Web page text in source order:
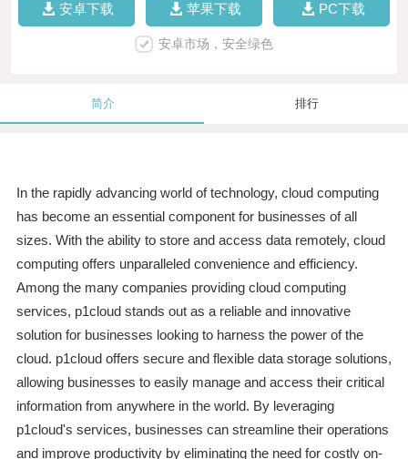
安卓下载 苹果下载 PC下载
安卓市场，安全绿色
简介 排行
In the rapidly advancing world of technology, cloud computing
has become an essential component for businesses of all
sizes. With the ability to store and access data remotely, cloud
computing offers unparalleled convenience and efficiency.
Among the many companies providing cloud computing
services, p1cloud stands out as a reliable and innovative
solution for businesses looking to harness the power of the
cloud. p1cloud offers secure and flexible data storage solutions,
allowing businesses to easily manage and access their critical
information from anywhere in the world. By leveraging
p1cloud's services, businesses can streamline their operations
and improve productivity by eliminating the need for costly on-